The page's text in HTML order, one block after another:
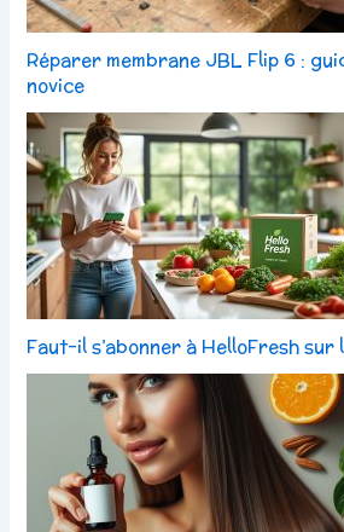
Réparer membrane JBL Flip 6 :
novice
Faut-il s’abonner à HelloFresh sur